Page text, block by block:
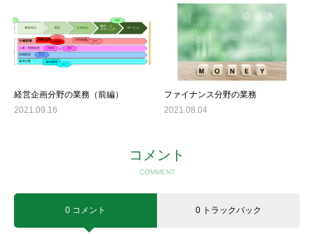
経営企画分野の業務（前編）
2021.09.16
ファイナンス分野の業務
2021.08.04
コメント
COMMENT
0 コメント 0 トラックバック